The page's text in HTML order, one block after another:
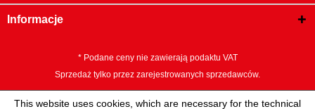
Informacje
* Podane ceny nie zawierają podaktu VAT
Sprzedaż tylko przez zarejestrowanych sprzedawców.
This website uses cookies, which are necessary for the technical